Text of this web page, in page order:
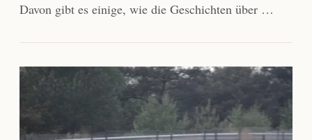
Davon gibt es einige, wie die Geschichten über …